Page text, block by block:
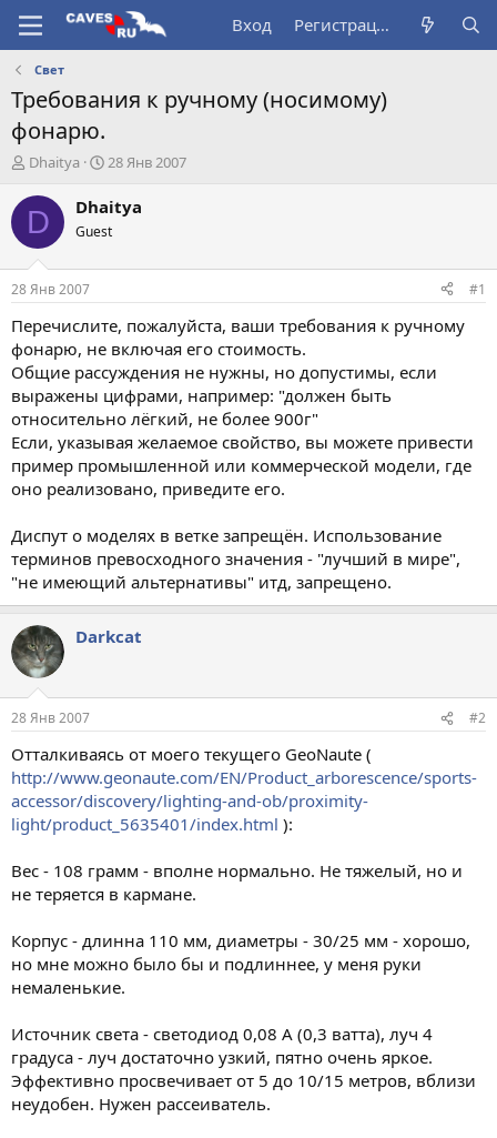
Вход Регистрация
Свет
Требования к ручному (носимому)
фонарю.
А
т
т
е
м
ы
Dhaitya
Д
т
н
а
л
28 Янв 2007
D Dhaitya
Guest
28 Янв 2007 #1
Перечислите, пожалуйста, ваши требования к ручному
фонарю, не включая его стоимость.
Общие рассуждения не нужны, но допустимы, если
выражены цифрами, например: "должен быть
относительно лёгкий, не более 900г"
Если, указывая желаемое свойство, вы можете привести
пример промышленной или коммерческой модели, где
оно реализовано, приведите его.
Диспут о моделях в ветке запрещён. Использование
терминов превосходного значения - "лучший в мире",
"не имеющий альтернативы" итд, запрещено.
Darkcat
28 Янв 2007 #2
Отталкиваясь от моего текущего GeoNaute (
http://www.geonaute.com/EN/Product_arborescence/sports-
accessor/discovery/lighting-and-ob/proximity-
light/product_5635401/index.html ):
Вес - 108 грамм - вполне нормально. Не тяжелый, но и
не теряется в кармане.
Корпус - длинна 110 мм, диаметры - 30/25 мм - хорошо,
но мне можно было бы и подлиннее, у меня руки
немаленькие.
Источник света - светодиод 0,08 А (0,3 ватта), луч 4
градуса - луч достаточно узкий, пятно очень яркое.
Эффективно просвечивает от 5 до 10/15 метров, вблизи
неудобен. Нужен рассеиватель.